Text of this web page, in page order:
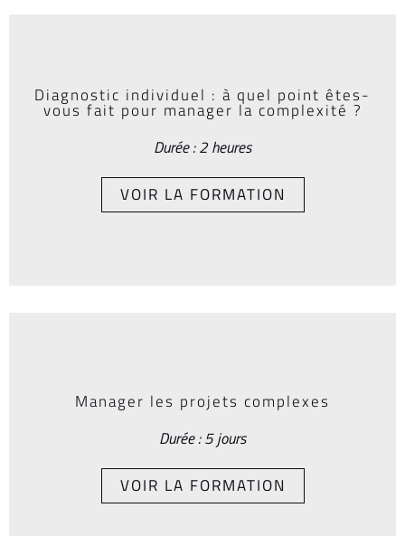
Diagnostic individuel : à quel point êtes-
vous fait pour manager la complexité ?
Durée : 2 heures
VOIR LA FORMATION
Manager les projets complexes
Durée : 5 jours
VOIR LA FORMATION